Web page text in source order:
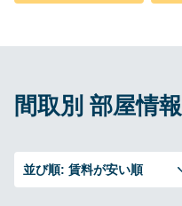
間取別 部屋情報
並び順: 賃料が安い順